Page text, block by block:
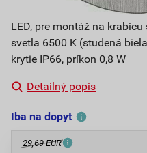
LED, pre montáž na
svetla 6500 K (studená
krytie IP66, príkon 0,8 W
Detailný popis
Iba na dopyt
29,69 EUR